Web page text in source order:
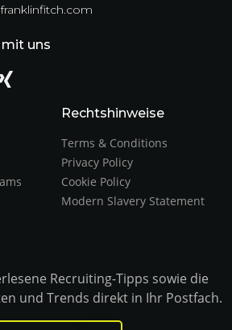
mit uns
Rechtshinweise
Terms & Conditions
Privacy Policy
Cookie Policy
Modern Slavery Statement
Recruiting-Tipps sowie die
und Trends direkt in Ihr Postfach.